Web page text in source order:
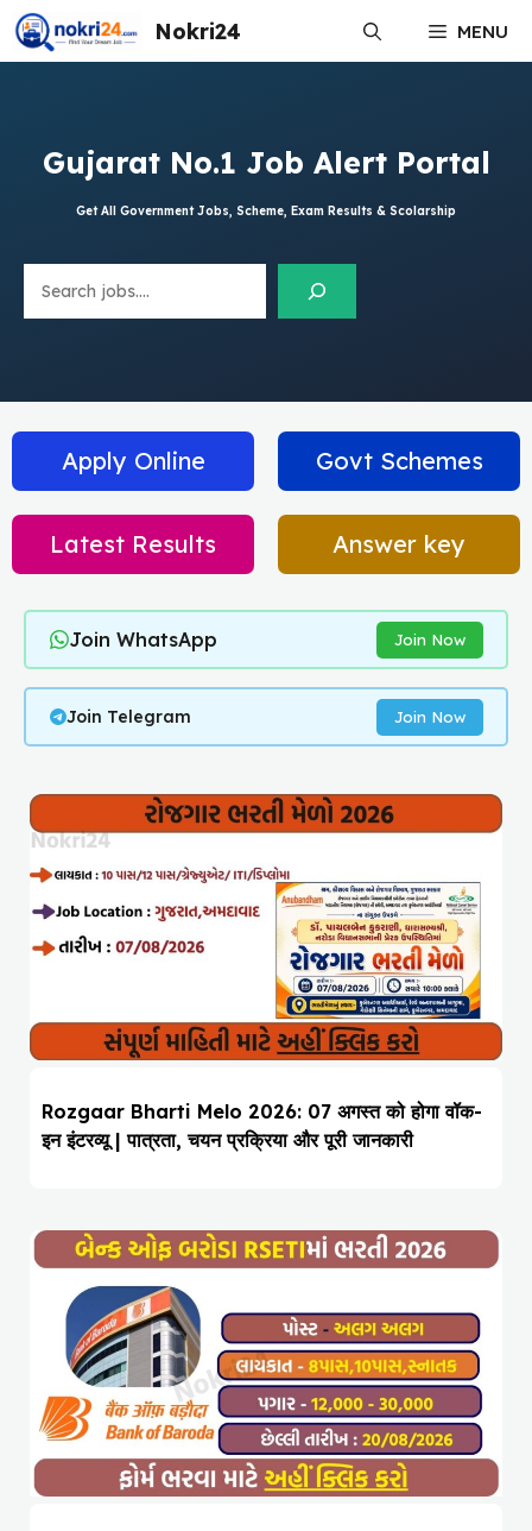
Skip
to
content
Nokri24 MENU
Gujarat No.1 Job Alert Portal
Get All Government Jobs, Scheme, Exam Results & Scolarship
Apply Online Govt Schemes
Latest Results Answer key
Join WhatsApp Join Now
Join Telegram Join Now
Rozgaar Bharti Melo 2026: 07 अगस्त को होगा वॉक-
इन इंटरव्यू | पात्रता, चयन प्रक्रिया और पूरी जानकारी